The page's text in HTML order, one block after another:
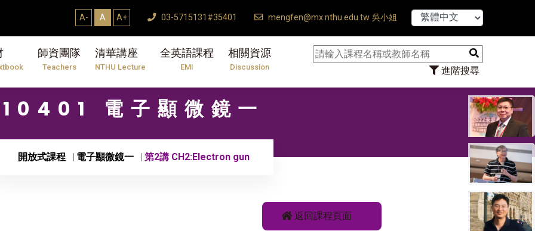
A- A A+ 03-5715131#35401 mengfen@mx.nthu.edu.tw 吳小姐
師資團隊
Teachers
清華講座
NTHU Lecture
全英語課程
EMI
相關資源
Discussion 進階搜尋
7/31】114學年度第2學期研究生論文口試結束Thesis Defense
10401 電子顯微鏡一
開放式課程 電子顯微鏡一 第2講 CH2:Electron gun
返回課程頁面